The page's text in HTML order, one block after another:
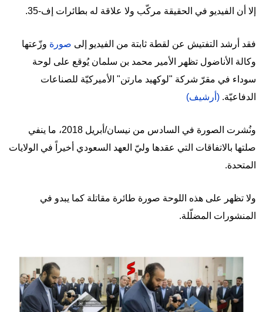
إلا أن الفيديو في الحقيقة مركّب ولا علاقة له بطائرات إف-35.
فقد أرشد التفتيش عن لقطة ثابتة من الفيديو إلى صورة وزّعتها
وكالة الأناضول تظهر الأمير محمد بن سلمان يُوقع على لوحة
سوداء في مقرّ شركة "لوكهيد مارتن" الأميركيّة للصناعات
الدفاعيّة. (أرشيف)
ونُشرت الصورة في السادس من نيسان/أبريل 2018، ما ينفي
صلتها بالاتفاقات التي عقدها وليّ العهد السعودي أخيراً في الولايات
المتحدة.
ولا تظهر على هذه اللوحة صورة طائرة مقاتلة كما يبدو في
المنشورات المضلّلة.